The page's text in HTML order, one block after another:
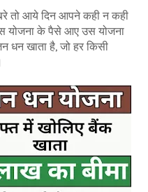
तो आये दिन आपने कही न कही
योजना के पैसे आए उस योजना
धन खाता है, जो हर किसी